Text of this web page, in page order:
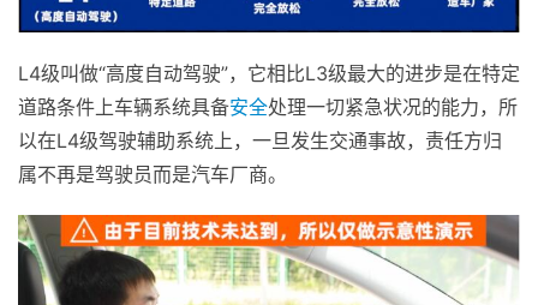
L4级叫做“高度自动驾驶”，它相比L3级最大的进步是在特定
道路条件上车辆系统具备安全处理一切紧急状况的能力，所
以在L4级驾驶辅助系统上，一旦发生交通事故，责任方归
属不再是驾驶员而是汽车厂商。